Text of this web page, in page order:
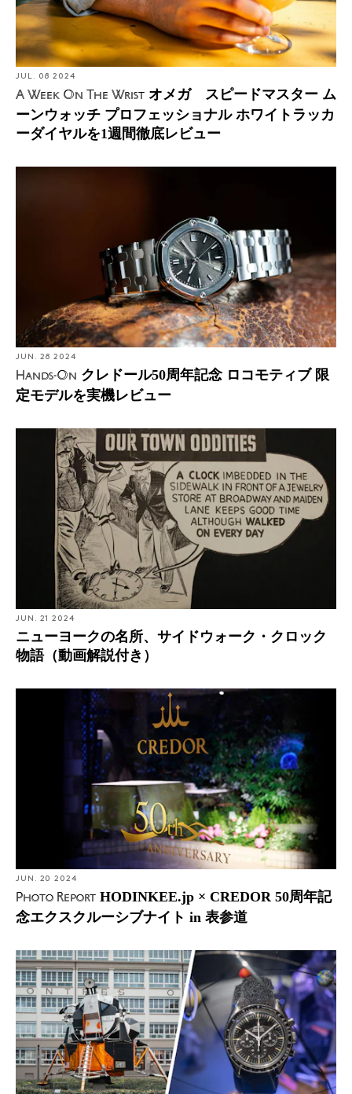
JUL. 08 2024
A Week On The Wrist オメガ スピードマスター ム
ーンウォッチ プロフェッショナル ホワイトラッカ
ーダイヤルを1週間徹底レビュー
JUN. 28 2024
Hands-On クレドール50周年記念 ロコモティブ 限
定モデルを実機レビュー
JUN. 21 2024
ニューヨークの名所、サイドウォーク・クロック
物語（動画解説付き）
JUN. 20 2024
Photo Report HODINKEE.jp × CREDOR 50周年記
念エクスクルーシブナイト in 表参道